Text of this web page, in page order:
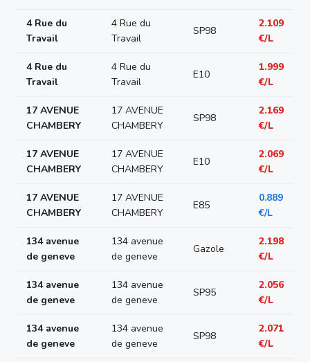
4 Rue du
Travail
4 Rue du
Travail
SP98
2.109
€/L
4 Rue du
Travail
4 Rue du
Travail
E10
1.999
€/L
17 AVENUE
CHAMBERY
17 AVENUE
CHAMBERY
SP98
2.169
€/L
17 AVENUE
CHAMBERY
17 AVENUE
CHAMBERY
E10
2.069
€/L
17 AVENUE
CHAMBERY
17 AVENUE
CHAMBERY
E85
0.889
€/L
134 avenue
de geneve
134 avenue
de geneve
Gazole
2.198
€/L
134 avenue
de geneve
134 avenue
de geneve
SP95
2.056
€/L
134 avenue
de geneve
134 avenue
de geneve
SP98
2.071
€/L